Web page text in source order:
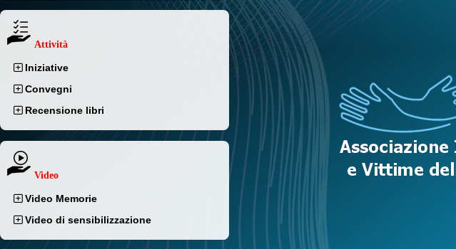
Attività
Iniziative
Convegni
Recensione libri
Video
Video Memorie
Video di sensibilizzazione